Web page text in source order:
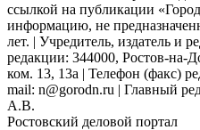
ссылкой на публикации
информацию, не
лет. | Учредитель, издатель и
редакции: 344000, Ростов-на-
ком. 13, 13а | Телефон (факс)
mail: n@gorodn.ru | Главный
А.В.
Ростовский деловой портал